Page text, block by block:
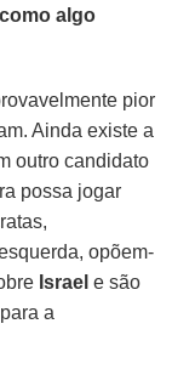
algo
pior
Ainda existe a
outro candidato
possa jogar
opõem-
Israel e são
a